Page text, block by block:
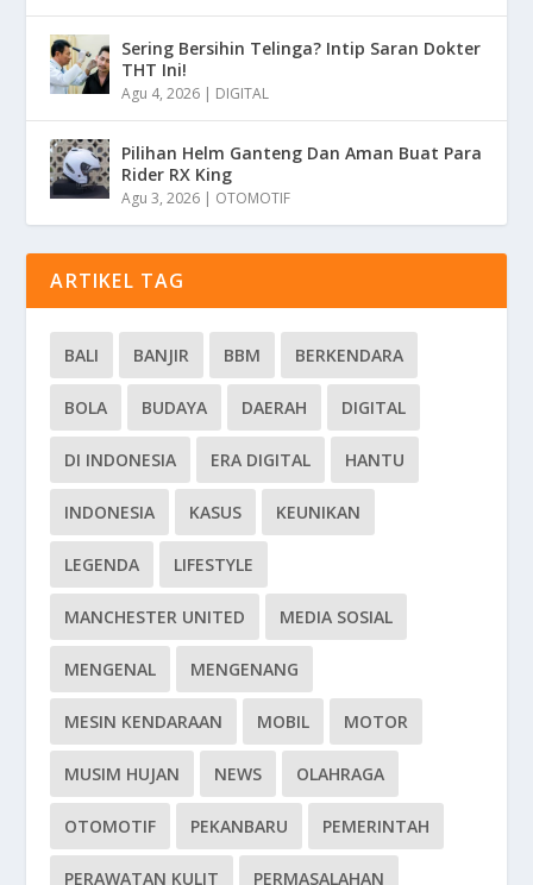
Sering Bersihin Telinga? Intip Saran Dokter
THT Ini!
Agu 4, 2026 | DIGITAL
Pilihan Helm Ganteng Dan Aman Buat Para
Rider RX King
Agu 3, 2026 | OTOMOTIF
ARTIKEL TAG
BALI BANJIR BBM BERKENDARA
BOLA BUDAYA DAERAH DIGITAL
DI INDONESIA ERA DIGITAL HANTU
INDONESIA KASUS KEUNIKAN
LEGENDA LIFESTYLE
MANCHESTER UNITED MEDIA SOSIAL
MENGENAL MENGENANG
MESIN KENDARAAN MOBIL MOTOR
MUSIM HUJAN NEWS OLAHRAGA
OTOMOTIF PEKANBARU PEMERINTAH
PERAWATAN KULIT PERMASALAHAN